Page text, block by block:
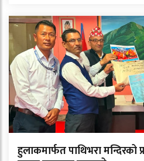
हुलाकमार्फत पाथिभरा